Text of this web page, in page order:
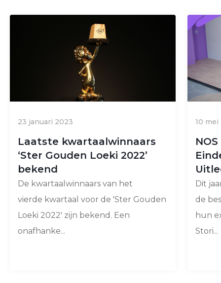
23 januari 2023
Laatste kwartaalwinnaars
‘Ster Gouden Loeki 2022’
bekend
De kwartaalwinnaars van het
vierde kwartaal voor de 'Ster Gouden
Loeki 2022' zijn bekend. Een
onafhanke...
10
Dit
de
hun
Stori...